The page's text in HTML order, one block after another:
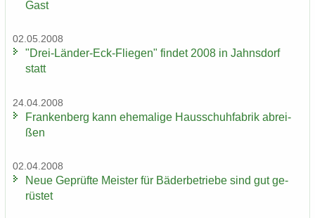
Gast
02.05.2008
"Drei-​Länder-Eck-Fliegen" fin­det 2008 in Jahns­dorf
statt
24.04.2008
Fran­ken­berg kann ehe­ma­li­ge Haus­schuh­fa­brik ab­rei­
ßen
02.04.2008
Neue Ge­prüf­te Meis­ter für Bä­der­be­trie­be sind gut ge­
rüs­tet